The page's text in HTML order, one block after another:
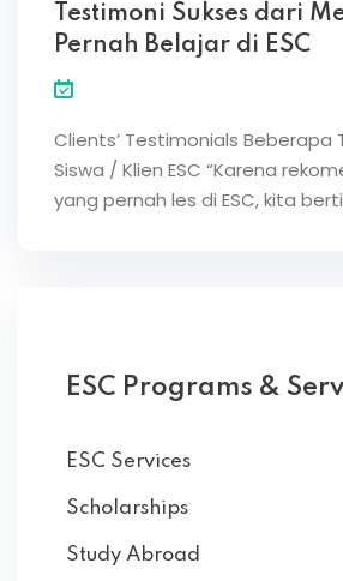
Testimoni Sukses dari
Pernah Belajar di ESC
Clients’ Testimonials Beberapa
Siswa / Klien ESC “Karena
yang pernah les di ESC, kita
ESC Programs &
ESC Services
Scholarships
Study Abroad